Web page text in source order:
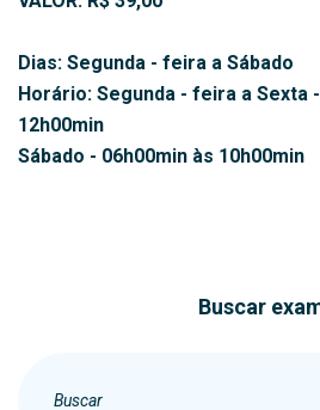
Dias: Segunda - feira a Sábado
Horário: Segunda - feira a Sexta
12h00min
Sábado - 06h00min às 10h00min
Buscar